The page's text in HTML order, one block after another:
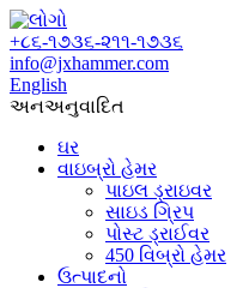
+૮૬-૧૭૩૬-૨૧૧-૧૭૩૬
info@jxhammer.com
English
અનઅનુવાદિત
ઘર
વાઇબ્રો હેમર
પાઇલ ડ્રાઇવર
સાઇડ ગ્રિપ
પોસ્ટ ડ્રાઈવર
450 વિબ્રો હેમર
ઉત્પાદનો